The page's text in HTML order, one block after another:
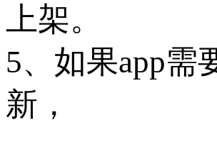
上架。
5、如果app需
新，